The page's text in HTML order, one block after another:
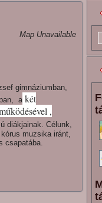
Map Unavailable
gimnáziumban,
a két
,
diákjainak. Célunk,
muzsika iránt,
csapatába.